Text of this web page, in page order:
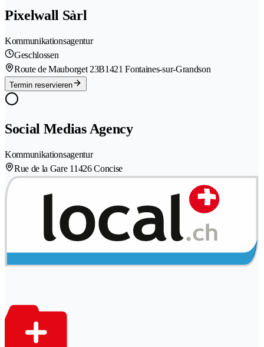
Pixelwall Sàrl
Kommunikationsagentur
Geschlossen
Route de Mauborget 23B1421 Fontaines-sur-Grandson
Termin reservieren
Social Medias Agency
Kommunikationsagentur
Rue de la Gare 11426 Concise